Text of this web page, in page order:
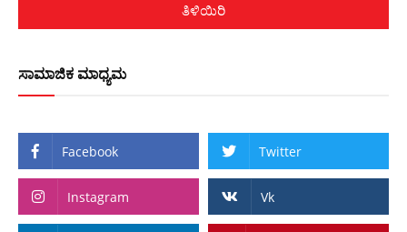
ತಿಳಿಯಿರಿ
ಸಾಮಾಜಿಕ ಮಾಧ್ಯಮ
Facebook Twitter
Instagram Vk